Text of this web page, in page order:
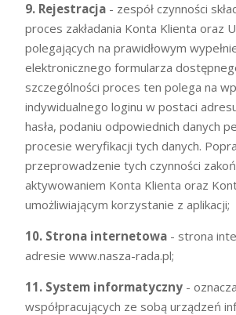
9. Rejestracja - zespół czynności
proces zakładania Konta Klienta oraz
polegających na prawidłowym
elektronicznego formularza
szczególności proces ten polega na
indywidualnego loginu w postaci
hasła, podaniu odpowiednich danych
procesie weryfikacji tych danych.
przeprowadzenie tych czynności
aktywowaniem Konta Klienta oraz
umożliwiającym korzystanie z aplikacji;
10. Strona internetowa - strona
adresie www.nasza-rada.pl;
11. System informatyczny -
współpracujących ze sobą urządzeń